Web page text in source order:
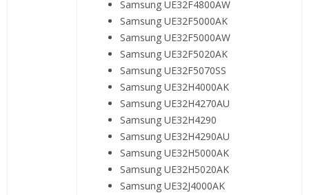
Samsung UE32F4800AW
Samsung UE32F5000AK
Samsung UE32F5000AW
Samsung UE32F5020AK
Samsung UE32F5070SS
Samsung UE32H4000AK
Samsung UE32H4270AU
Samsung UE32H4290
Samsung UE32H4290AU
Samsung UE32H5000AK
Samsung UE32H5020AK
Samsung UE32J4000AK